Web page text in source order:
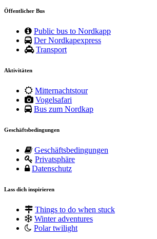
Öffentlicher Bus
Public bus to Nordkapp
Der Nordkapexpress
Transport
Aktivitäten
Mitternachtstour
Vogelsafari
Bus zum Nordkap
Geschäftsbedingungen
Geschäftsbedingungen
Privatsphäre
Datenschutz
Lass dich inspirieren
Things to do when stuck
Winter adventures
Polar twilight